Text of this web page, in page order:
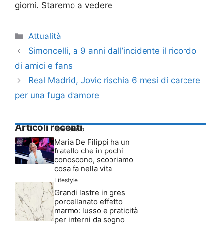
giorni. Staremo a vedere
Categorie
Attualità
Simoncelli, a 9 anni dall’incidente il ricordo
di amici e fans
Real Madrid, Jovic rischia 6 mesi di carcere
per una fuga d’amore
Articoli recenti
Spettacolo
Maria De Filippi ha un
fratello che in pochi
conoscono, scopriamo
cosa fa nella vita
Lifestyle
Grandi lastre in gres
porcellanato effetto
marmo: lusso e praticità
per interni da sogno